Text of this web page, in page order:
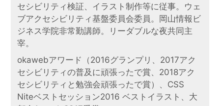
セシビリティ検証、イラスト制作等に従事。ウェ
ブアクセシビリティ基盤委員会委員。岡山情報ビ
ジネス学院非常勤講師。リーダブルな夜共同主
宰。
okawebアワード（2016グランプリ、2017アク
セシビリティの普及に頑張ったで賞、2018アク
セシビリティと勉強会頑張ったで賞）、CSS
Niteベストセッション2016 ベストイラスト、大